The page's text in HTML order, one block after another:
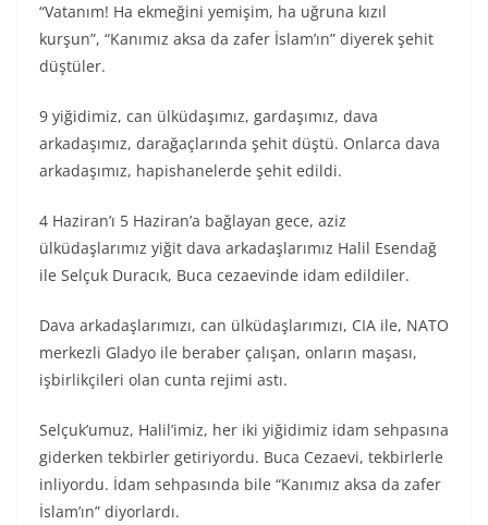
“Vatanım! Ha ekmeğini yemişim, ha uğruna kızıl
kurşun”, “Kanımız aksa da zafer İslam’ın” diyerek şehit
düştüler.
9 yiğidimiz, can ülküdaşımız, gardaşımız, dava
arkadaşımız, darağaçlarında şehit düştü. Onlarca dava
arkadaşımız, hapishanelerde şehit edildi.
4 Haziran’ı 5 Haziran’a bağlayan gece, aziz
ülküdaşlarımız yiğit dava arkadaşlarımız Halil Esendağ
ile Selçuk Duracık, Buca cezaevinde idam edildiler.
Dava arkadaşlarımızı, can ülküdaşlarımızı, CIA ile, NATO
merkezli Gladyo ile beraber çalışan, onların maşası,
işbirlikçileri olan cunta rejimi astı.
Selçuk’umuz, Halil’imiz, her iki yiğidimiz idam sehpasına
giderken tekbirler getiriyordu. Buca Cezaevi, tekbirlerle
inliyordu. İdam sehpasında bile “Kanımız aksa da zafer
İslam’ın” diyorlardı.